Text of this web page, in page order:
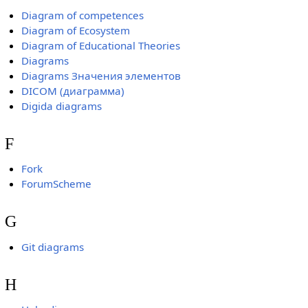
Diagram of competences
Diagram of Ecosystem
Diagram of Educational Theories
Diagrams
Diagrams Значения элементов
DICOM (диаграмма)
Digida diagrams
F
Fork
ForumScheme
G
Git diagrams
H